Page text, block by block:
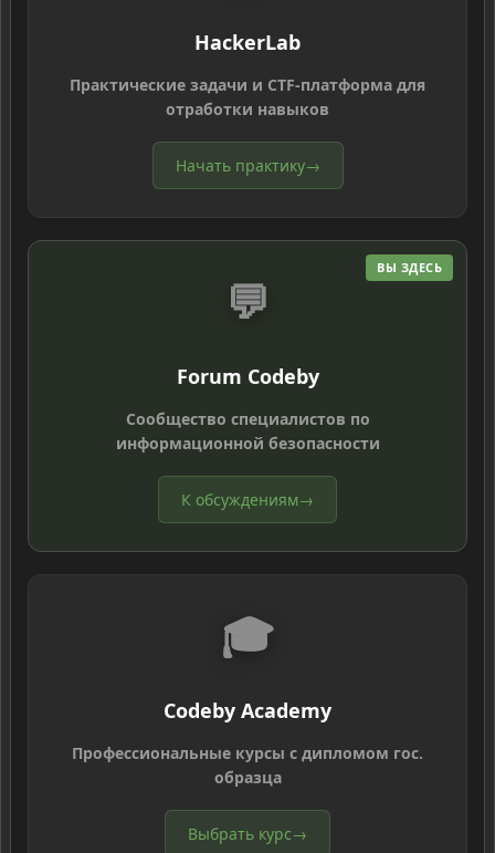
HackerLab
Практические задачи и CTF-платформа для
отработки навыков
Начать практику→
ВЫ ЗДЕСЬ
💬
Forum Codeby
Сообщество специалистов по
информационной безопасности
К обсуждениям→
🎓
Codeby Academy
Профессиональные курсы с дипломом гос.
образца
Выбрать курс→